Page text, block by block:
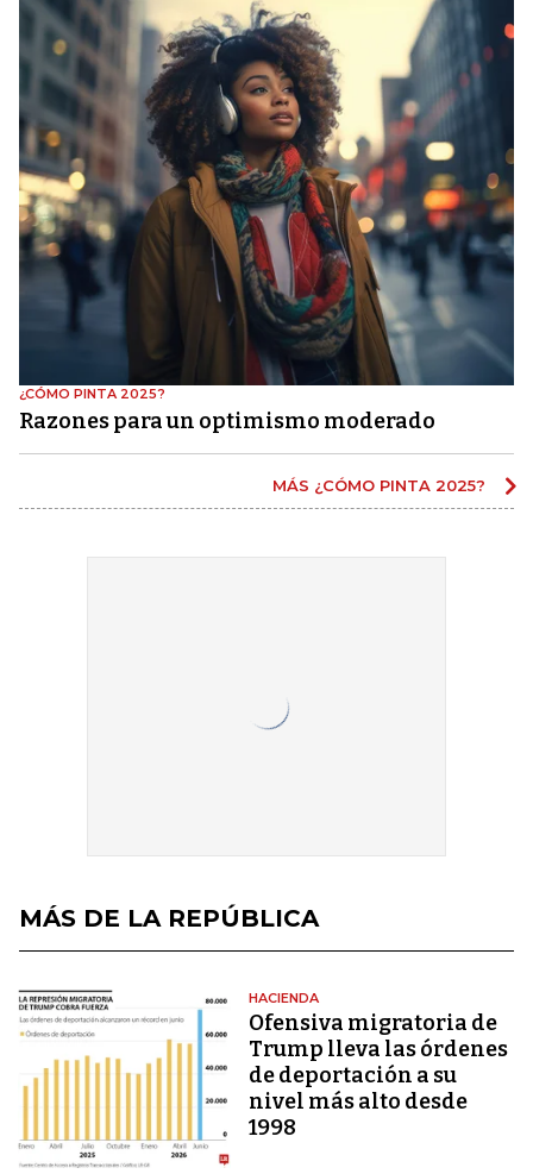
¿CÓMO PINTA 2025?
Razones para un optimismo moderado
MÁS ¿CÓMO PINTA 2025?
MÁS DE LA REPÚBLICA
HACIENDA
Ofensiva migratoria de
Trump lleva las órdenes
de deportación a su
nivel más alto desde
1998